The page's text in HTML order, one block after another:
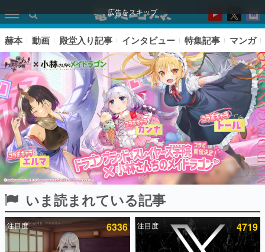
広告をスキップ
ピックアップ
電ファミのいま読まれている記事ランキング
赫本 動画 殿堂入り記事 インタビュー 特集記事 マンガ
いま読まれている記事
注目度 6336 注目度 4719